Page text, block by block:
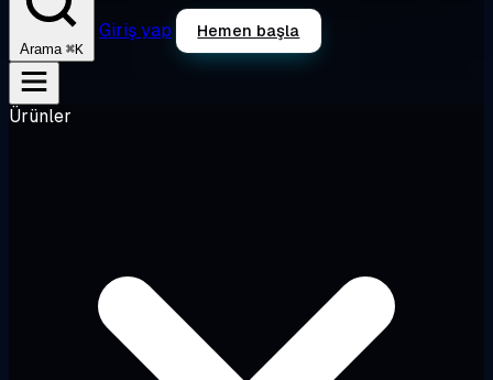
Arama ⌘K
Giriş yap Hemen başla
Ürünler